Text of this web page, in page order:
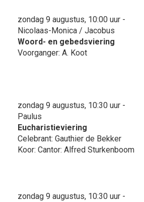
zondag 9 augustus, 10:00 uur -
Nicolaas-Monica / Jacobus
Woord- en gebedsviering
Voorganger: A. Koot
zondag 9 augustus, 10:30 uur -
Paulus
Eucharistieviering
Celebrant: Gauthier de Bekker
Koor: Cantor: Alfred Sturkenboom
zondag 9 augustus, 10:30 uur -